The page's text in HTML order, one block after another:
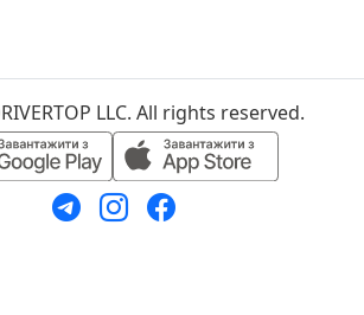
LLC. All rights reserved.